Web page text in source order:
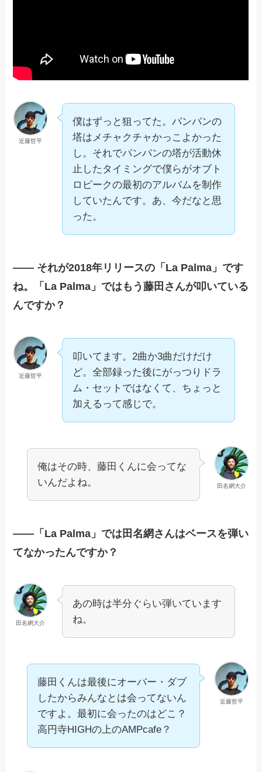
近藤哲平
僕はずっと狙ってた。パンパンの
塔はメチャクチャかっこよかった
し。それでパンパンの塔が活動休
止したタイミングで僕らがオブト
ロピークの最初のアルバムを制作
していたんです。あ、今だなと思
った。
—— それが2018年リリースの「La Palma」です
ね。「La Palma」ではもう藤田さんが叩いている
んですか？
近藤哲平
叩いてます。2曲か3曲だけだけ
ど。全部録った後にがっつりドラ
ム・セットではなくて、ちょっと
加えるって感じで。
田名網大介
俺はその時、藤田くんに会ってな
いんだよね。
——「La Palma」では田名網さんはベースを弾い
てなかったんですか？
田名網大介
あの時は半分ぐらい弾いています
ね。
近藤哲平
藤田くんは最後にオーバー・ダブ
したからみんなとは会ってないん
ですよ。最初に会ったのはどこ？
高円寺HIGHの上のAMPcafe？